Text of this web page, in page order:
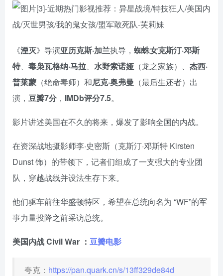
《湮灭》导演亚历克斯·加兰执导， 蜘蛛女克斯汀·邓斯
特、 毒枭瓦格纳·马拉、 水野索诺娅 （龙之家族）、 杰西·
普莱蒙 （绝命毒师）和尼克·奥弗曼 （最后生还者）出
演， 豆瓣7分 ， IMDb评分7.5。
影片讲述美国在不久的将来，爆发了影响全国的内战。
在资深战地摄影师李·史密斯（克斯汀·邓斯特 Kirsten
Dunst 饰）的带领下，记者们组成了一支强大的专业团
队，穿越战线并设法生存下来。
他们驱车前往华盛顿特区，希望在总统向名为 “WF”的军
事力量投降之前采访总统。
美国内战 Civil War ： 豆瓣电影
夸克： https://pan.quark.cn/s/13ff329de84d